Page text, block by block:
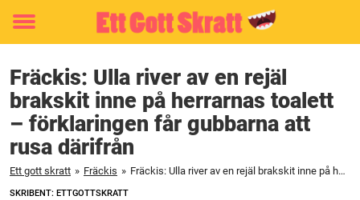
Toggle
Fräckis: Ulla river av en rejäl
brakskit inne på herrarnas toalett
– förklaringen får gubbarna att
rusa därifrån
Ett gott skratt » Fräckis » Fräckis: Ulla river av en rejäl brakskit inne på herrarnas toalett – förklaringen får gubbarna att rusa därifrån
SKRIBENT: ETTGOTTSKRATT